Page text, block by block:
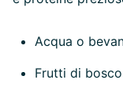
Acqua o
Frutti di bosco